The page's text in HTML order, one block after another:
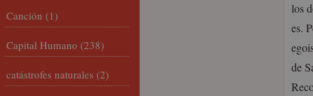
los
es.
de
Canción (1)
Capital Humano (238)
catástrofes naturales (2)